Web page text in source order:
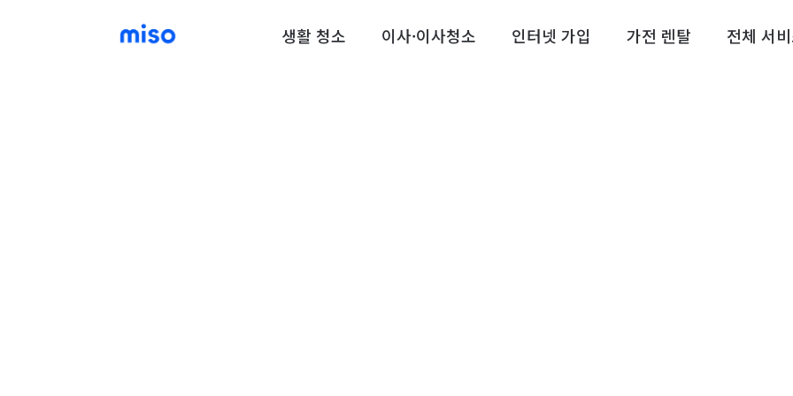
생활 청소 이사·이사청소 인터넷 가입 가전 렌탈 전체 서